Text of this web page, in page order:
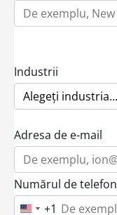
Industrii
Adresa de e-mail
Numărul de telefon
U
+1